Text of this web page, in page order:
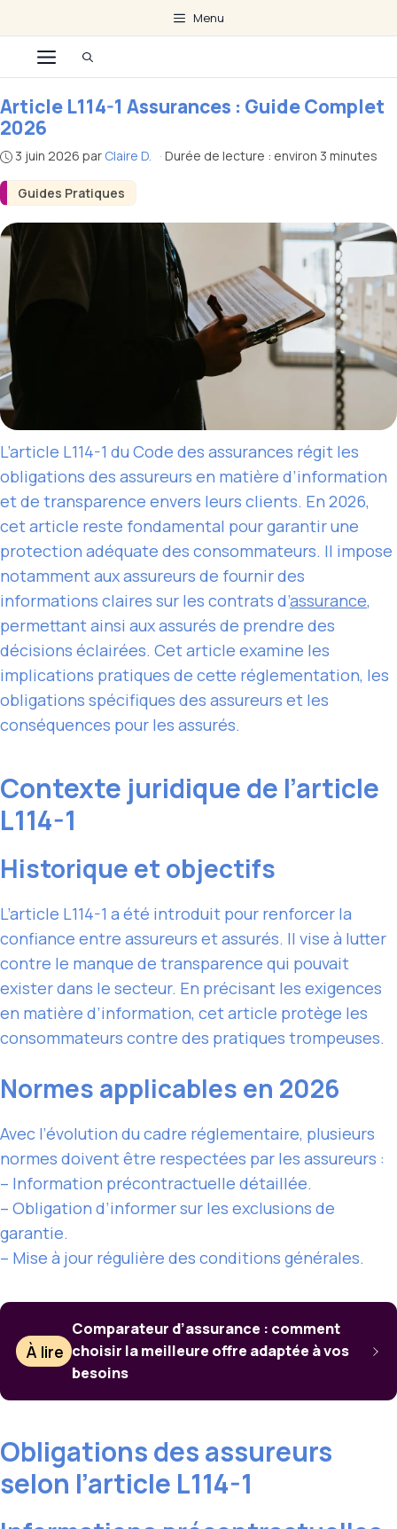
au
contenu
Menu
Menu
Guides Pratiques
Article L114-1 Assurances : Guide Complet
2026
3 juin 2026 par Claire D. · Durée de lecture : environ 3 minutes
L’article L114-1 du Code des assurances régit les
obligations des assureurs en matière d’information
et de transparence envers leurs clients. En 2026,
cet article reste fondamental pour garantir une
protection adéquate des consommateurs. Il impose
notamment aux assureurs de fournir des
informations claires sur les contrats d’assurance,
permettant ainsi aux assurés de prendre des
décisions éclairées. Cet article examine les
implications pratiques de cette réglementation, les
obligations spécifiques des assureurs et les
conséquences pour les assurés.
Contexte juridique de l’article
L114-1
Historique et objectifs
L’article L114-1 a été introduit pour renforcer la
confiance entre assureurs et assurés. Il vise à lutter
contre le manque de transparence qui pouvait
exister dans le secteur. En précisant les exigences
en matière d’information, cet article protège les
consommateurs contre des pratiques trompeuses.
Normes applicables en 2026
Avec l’évolution du cadre réglementaire, plusieurs
normes doivent être respectées par les assureurs :
– Information précontractuelle détaillée.
– Obligation d’informer sur les exclusions de
garantie.
– Mise à jour régulière des conditions générales.
À lire
Comparateur d’assurance : comment
choisir la meilleure offre adaptée à vos
besoins
Obligations des assureurs
selon l’article L114-1